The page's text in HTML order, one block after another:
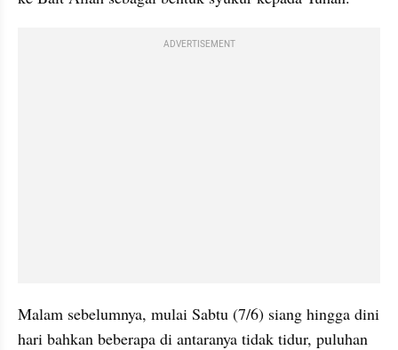
ADVERTISEMENT
Malam sebelumnya, mulai Sabtu (7/6) siang hingga dini
hari bahkan beberapa di antaranya tidak tidur, puluhan